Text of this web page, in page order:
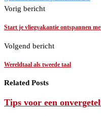
Vorig bericht
Start je vliegvakantie ontspannen
Volgend bericht
Wereldtaal als tweede taal
Related Posts
Tips voor een